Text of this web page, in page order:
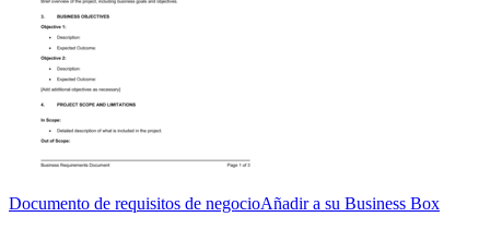
Documento de requisitos de negocioAñadir a su Business Box